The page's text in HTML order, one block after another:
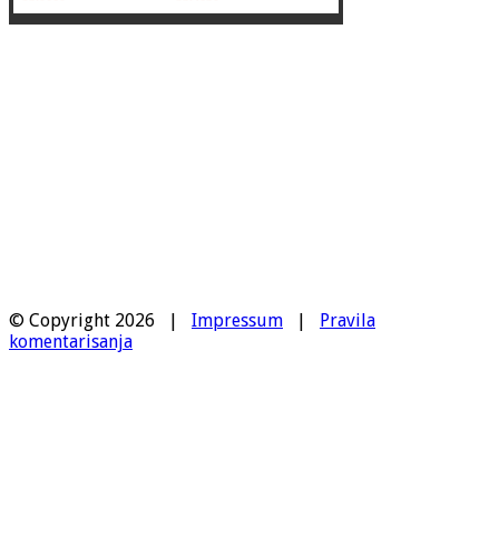
© Copyright 2026 | Impressum | Pravila
komentarisanja